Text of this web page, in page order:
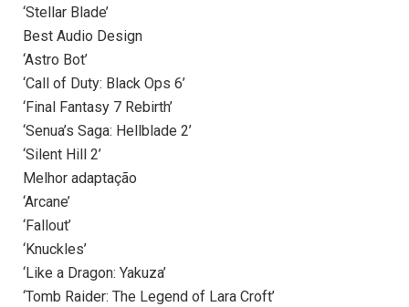
‘Stellar Blade’
Best Audio Design
‘Astro Bot’
‘Call of Duty: Black Ops 6’
‘Final Fantasy 7 Rebirth’
‘Senua’s Saga: Hellblade 2’
‘Silent Hill 2’
Melhor adaptação
‘Arcane’
‘Fallout’
‘Knuckles’
‘Like a Dragon: Yakuza’
‘Tomb Raider: The Legend of Lara Croft’